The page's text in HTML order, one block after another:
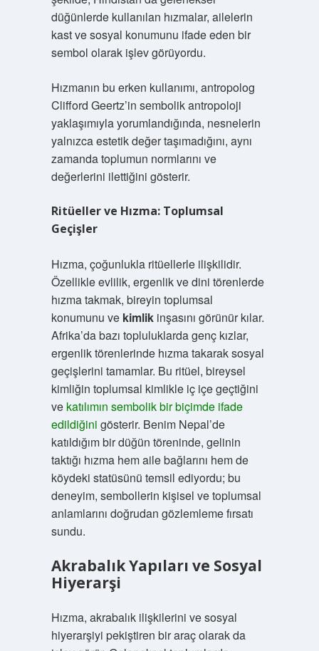
düğünlerde kullanılan hızmalar, ailelerin
kast ve sosyal konumunu ifade eden bir
sembol olarak işlev görüyordu.
Hızmanın bu erken kullanımı, antropolog
Clifford Geertz’in sembolik antropoloji
yaklaşımıyla yorumlandığında, nesnelerin
yalnızca estetik değer taşımadığını, aynı
zamanda toplumun normlarını ve
değerlerini ilettiğini gösterir.
Ritüeller ve Hızma: Toplumsal
Geçişler
Hızma, çoğunlukla ritüellerle ilişkilidir.
Özellikle evlilik, ergenlik ve dini törenlerde
hızma takmak, bireyin toplumsal
konumunu ve kimlikinşasını görünür kılar.
Afrika’da bazı topluluklarda genç kızlar,
ergenlik törenlerinde hızma takarak sosyal
geçişlerini tamamlar. Bu ritüel, bireysel
kimliğin toplumsal kimlikle iç içe geçtiğini
ve katılımın sembolik bir biçimde ifade
edildiğini gösterir. Benim Nepal’de
katıldığım bir düğün töreninde, gelinin
taktığı hızma hem aile bağlarını hem de
köydeki statüsünü temsil ediyordu; bu
deneyim, sembollerin kişisel ve toplumsal
anlamlarını doğrudan gözlemleme fırsatı
sundu.
Akrabalık Yapıları ve Sosyal
Hiyerarşi
Hızma, akrabalık ilişkilerini ve sosyal
hiyerarşiyi pekiştiren bir araç olarak da